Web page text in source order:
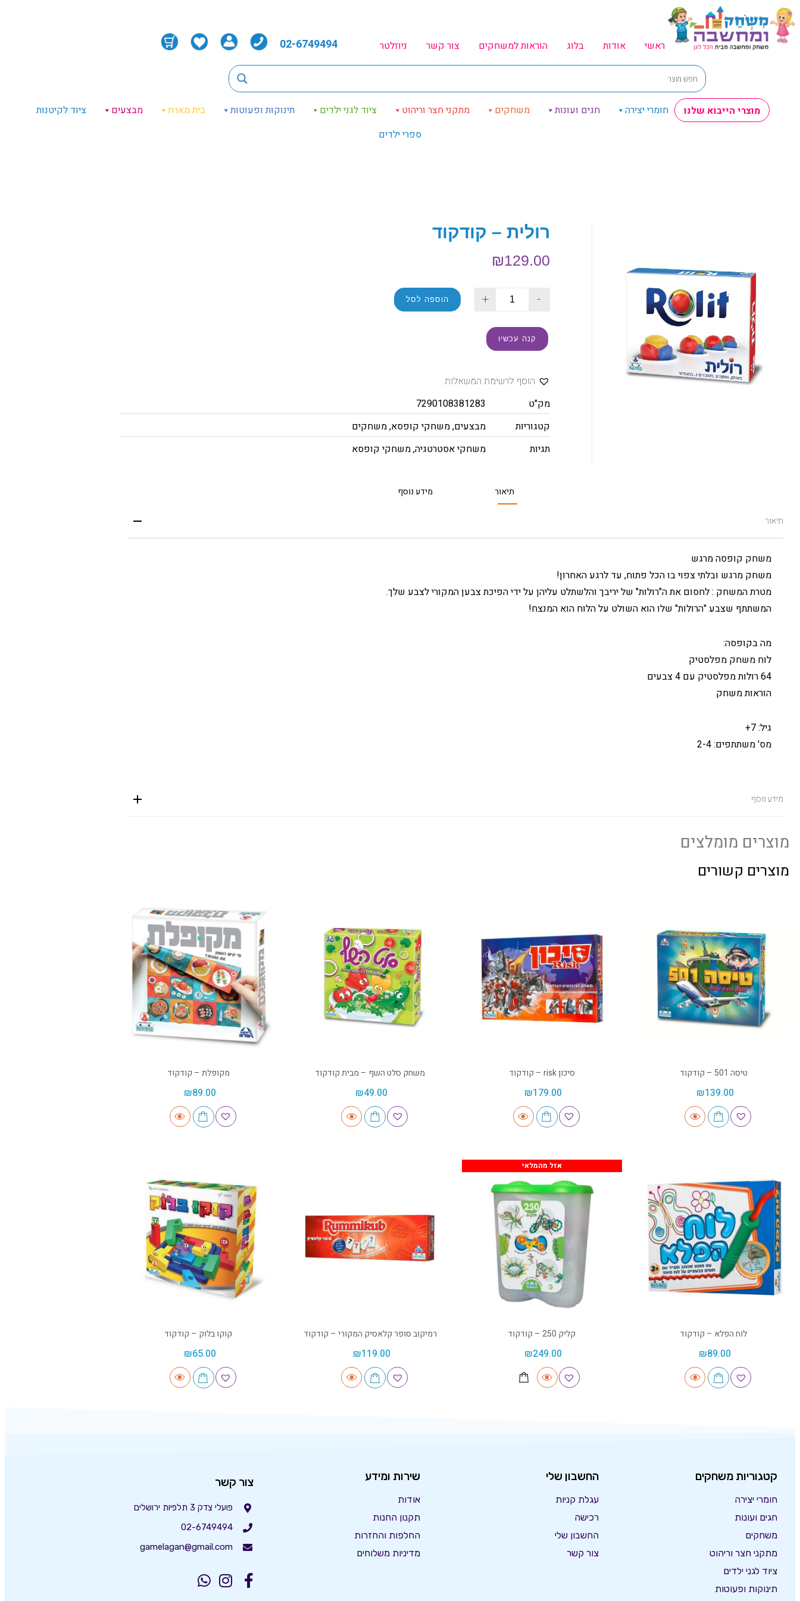
ראשי אודות בלוג הוראות למשחקים צור קשר ניוזלטר 02-6749494
מוצרי הייבוא שלנו חומרי יצירה חגים ועונות משחקים מתקני חצר וריהוט ציוד לגני ילדים תינוקות ופעוטות בית מארח מבצעים
ציוד לקיטנות
ספרי ילדים
רולית – קודקוד
₪129.00
-
+ הוספה לסל
קנה עכשיו
הוסף לרשימת המשאלות
מק"ט
7290108381283
קטגוריות
מבצעים,משחקי קופסא,משחקים
תגיות
משחקי אסטרטגיה,משחקי קופסא
תיאור מידע נוסף
תיאור
משחק קופסה מרגש
משחק מרגש ובלתי צפוי בו הכל פתוח, עד לרגע האחרון!
מטרת המשחק : לחסום את ה"רולות" של יריבך והלשתלט עליהן על ידי הפיכת צבען המקורי לצבע שלך.
המשתתף שצבע "הרולות" שלו הוא השולט על הלוח הוא המנצח!
מה בקופסה:
לוח משחק מפלסטיק
64 רולות מפלסטיק עם 4 צבעים
הוראות משחק
גיל: 7+
מס' משתתפים: 2-4
מידע נוסף
מוצרים מומלצים
מוצרים קשורים
טיסה 501 – קודקוד
₪139.00
סיכון risk – קודקוד
₪179.00
משחק סלט השף – מבית קודקוד
₪49.00
מקופלת – קודקוד
₪89.00
לוח הפלא – קודקוד
₪89.00
אזל מהמלאי
קליק 250 – קודקוד
₪249.00
רמיקוב סופר קלאסיק המקורי – קודקוד
₪119.00
קוקו בלוק – קודקוד
₪65.00
קטגוריות משחקים
חומרי יצירה
חגים ועונות
משחקים
מתקני חצר וריהוט
ציוד לגני ילדים
תינוקות ופעוטות
החשבון שלי
עגלת קניות
רכישה
החשבון שלי
צור קשר
שירות ומידע
אודות
תקנון החנות
החלפות והחזרות
מדיניות משלוחים
צור קשר
פועלי צדק 3 תלפיות ירושלים
02-6749494
gamelagan@gmail.com